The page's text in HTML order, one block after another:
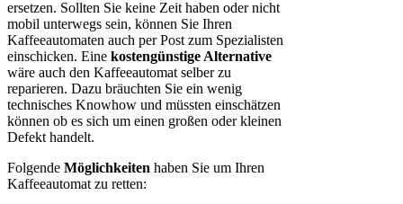
ersetzen. Sollten Sie keine Zeit haben oder nicht
mobil unterwegs sein, können Sie Ihren
Kaffeeautomaten auch per Post zum Spezialisten
einschicken. Eine kostengünstige Alternative
wäre auch den Kaffeeautomat selber zu
reparieren. Dazu bräuchten Sie ein wenig
technisches Knowhow und müssten einschätzen
können ob es sich um einen großen oder kleinen
Defekt handelt.
Folgende Möglichkeiten haben Sie um Ihren
Kaffeeautomat zu retten: